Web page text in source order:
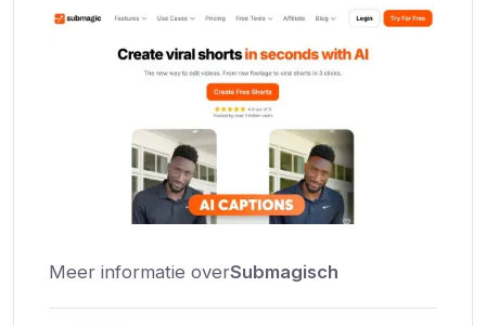
Meer informatie overSubmagisch